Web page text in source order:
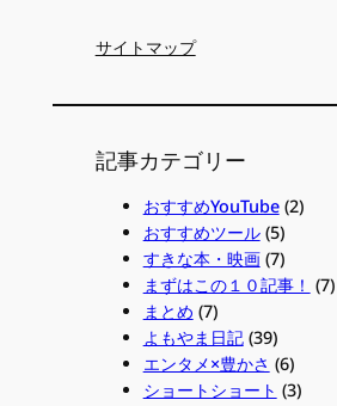
サイトマップ
記事カテゴリー
おすすめYouTube(2)
おすすめツール(5)
すきな本・映画(7)
まずはこの１０記事！ (7)
まとめ (7)
よもやま日記(39)
エンタメ×豊かさ (6)
ショートショート (3)